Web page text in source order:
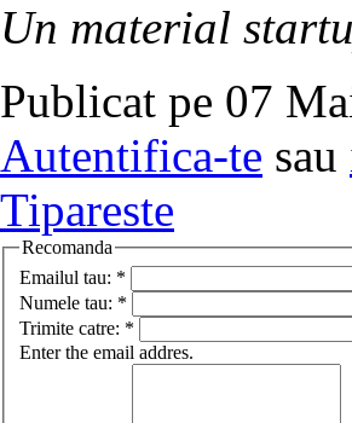
Un material
Publicat pe 07
Autentifica-te sau
Tipareste
Recomanda
Emailul tau: *
Numele tau: *
Trimite catre: *
Enter the email addres.